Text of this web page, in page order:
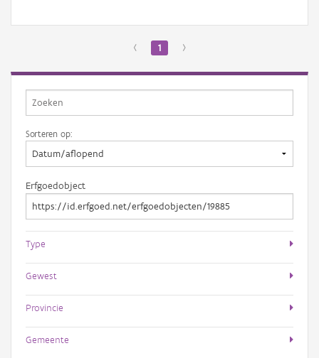
‹ 1 ›
Sorteren op:
Erfgoedobject
Type
Gewest
Provincie
Gemeente